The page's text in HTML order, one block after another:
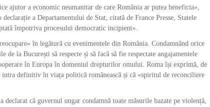
ajutor a economic neumanitar de care România ar putea beneficia»,
a Departamentului de Stat, citată de France Presse, Statele
împotriva procesului democratic incipient».
în legătură cu evenimentele din România. Condamnând orice
la București să respecte și să facă să fie respectate angajamentele
în Europa în domeniul drepturilor omului. Roma își exprimă, de
definitiv în viața politică românească și că «spiritul de reconciliere
că guvernul ungar condamnă toate măsurile bazate pe violență,